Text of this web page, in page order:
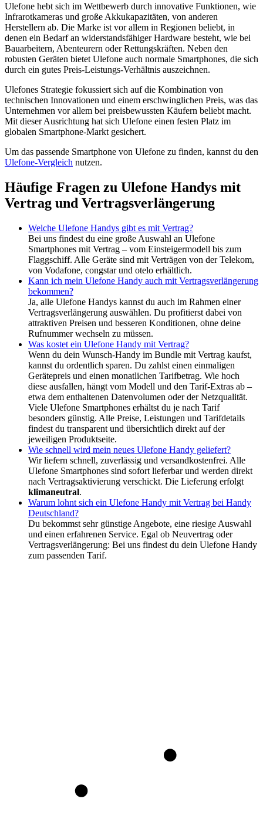
Ulefone hebt sich im Wettbewerb durch innovative Funktionen, wie
Infrarotkameras und große Akkukapazitäten, von anderen
Herstellern ab. Die Marke ist vor allem in Regionen beliebt, in
denen ein Bedarf an widerstandsfähiger Hardware besteht, wie bei
Bauarbeitern, Abenteurern oder Rettungskräften. Neben den
robusten Geräten bietet Ulefone auch normale Smartphones, die sich
durch ein gutes Preis-Leistungs-Verhältnis auszeichnen.
Ulefones Strategie fokussiert sich auf die Kombination von
technischen Innovationen und einem erschwinglichen Preis, was das
Unternehmen vor allem bei preisbewussten Käufern beliebt macht.
Mit dieser Ausrichtung hat sich Ulefone einen festen Platz im
globalen Smartphone-Markt gesichert.
Um das passende Smartphone von Ulefone zu finden, kannst du den
Ulefone-Vergleich nutzen.
Häufige Fragen zu Ulefone Handys mit
Vertrag und Vertragsverlängerung
Welche Ulefone Handys gibt es mit Vertrag?
Bei uns findest du eine große Auswahl an Ulefone
Smartphones mit Vertrag – vom Einsteigermodell bis zum
Flaggschiff. Alle Geräte sind mit Verträgen von der Telekom,
von Vodafone, congstar und otelo erhältlich.
Kann ich mein Ulefone Handy auch mit Vertragsverlängerung
bekommen?
Ja, alle Ulefone Handys kannst du auch im Rahmen einer
Vertragsverlängerung auswählen. Du profitierst dabei von
attraktiven Preisen und besseren Konditionen, ohne deine
Rufnummer wechseln zu müssen.
Was kostet ein Ulefone Handy mit Vertrag?
Wenn du dein Wunsch-Handy im Bundle mit Vertrag kaufst,
kannst du ordentlich sparen. Du zahlst einen einmaligen
Gerätepreis und einen monatlichen Tarifbetrag. Wie hoch
diese ausfallen, hängt vom Modell und den Tarif-Extras ab –
etwa dem enthaltenen Datenvolumen oder der Netzqualität.
Viele Ulefone Smartphones erhältst du je nach Tarif
besonders günstig. Alle Preise, Leistungen und Tarifdetails
findest du transparent und übersichtlich direkt auf der
jeweiligen Produktseite.
Wie schnell wird mein neues Ulefone Handy geliefert?
Wir liefern schnell, zuverlässig und versandkostenfrei. Alle
Ulefone Smartphones sind sofort lieferbar und werden direkt
nach Vertragsaktivierung verschickt. Die Lieferung erfolgt
klimaneutral.
Warum lohnt sich ein Ulefone Handy mit Vertrag bei Handy
Deutschland?
Du bekommst sehr günstige Angebote, eine riesige Auswahl
und einen erfahrenen Service. Egal ob Neuvertrag oder
Vertragsverlängerung: Bei uns findest du dein Ulefone Handy
zum passenden Tarif.